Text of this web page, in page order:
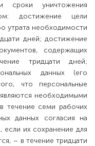
сроки уничтожения
достижение цели
утрата необходимости
дней; достижение
содержащих
тридцати дней;
данных (его
что персональные
необходимыми
течение семи рабочих
данных согласия на
если их сохранение для
– в течение тридцати